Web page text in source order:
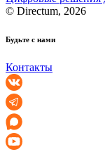
© Directum, 2026
Будьте с нами
Контакты